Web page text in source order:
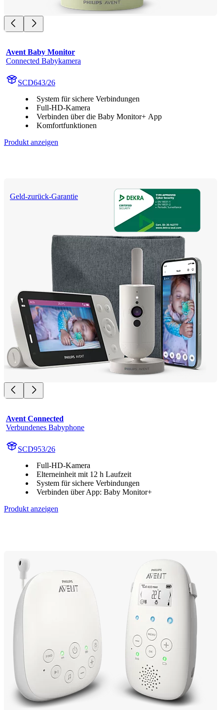
Avent Baby Monitor
Connected Babykamera
SCD643/26
System für sichere Verbindungen
Full-HD-Kamera
Verbinden über die Baby Monitor+ App
Komfortfunktionen
Produkt anzeigen
Geld-zurück-Garantie
Avent Connected
Verbundenes Babyphone
SCD953/26
Full-HD-Kamera
Elterneinheit mit 12 h Laufzeit
System für sichere Verbindungen
Verbinden über App: Baby Monitor+
Produkt anzeigen